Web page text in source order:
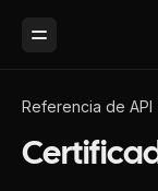
Toggle Menu
Referencia de API